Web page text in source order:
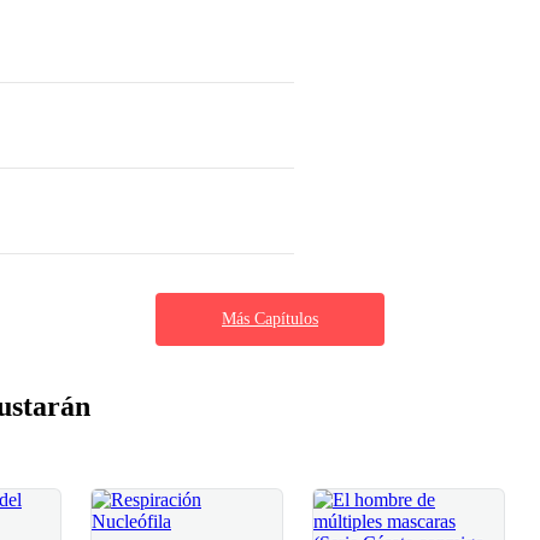
Más Capítulos